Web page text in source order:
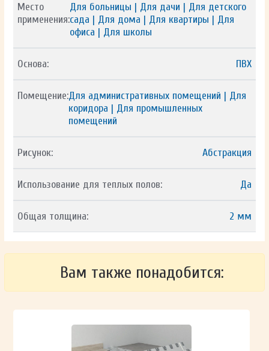
Место
применения:
Для больницы | Для дачи | Для детского
сада | Для дома | Для квартиры | Для
офиса | Для школы
Основа: ПВХ
Помещение:Для административных помещений | Для
коридора | Для промышленных
помещений
Рисунок: Абстракция
Использование для теплых полов: Да
Общая толщина: 2 мм
Вам также понадобится: